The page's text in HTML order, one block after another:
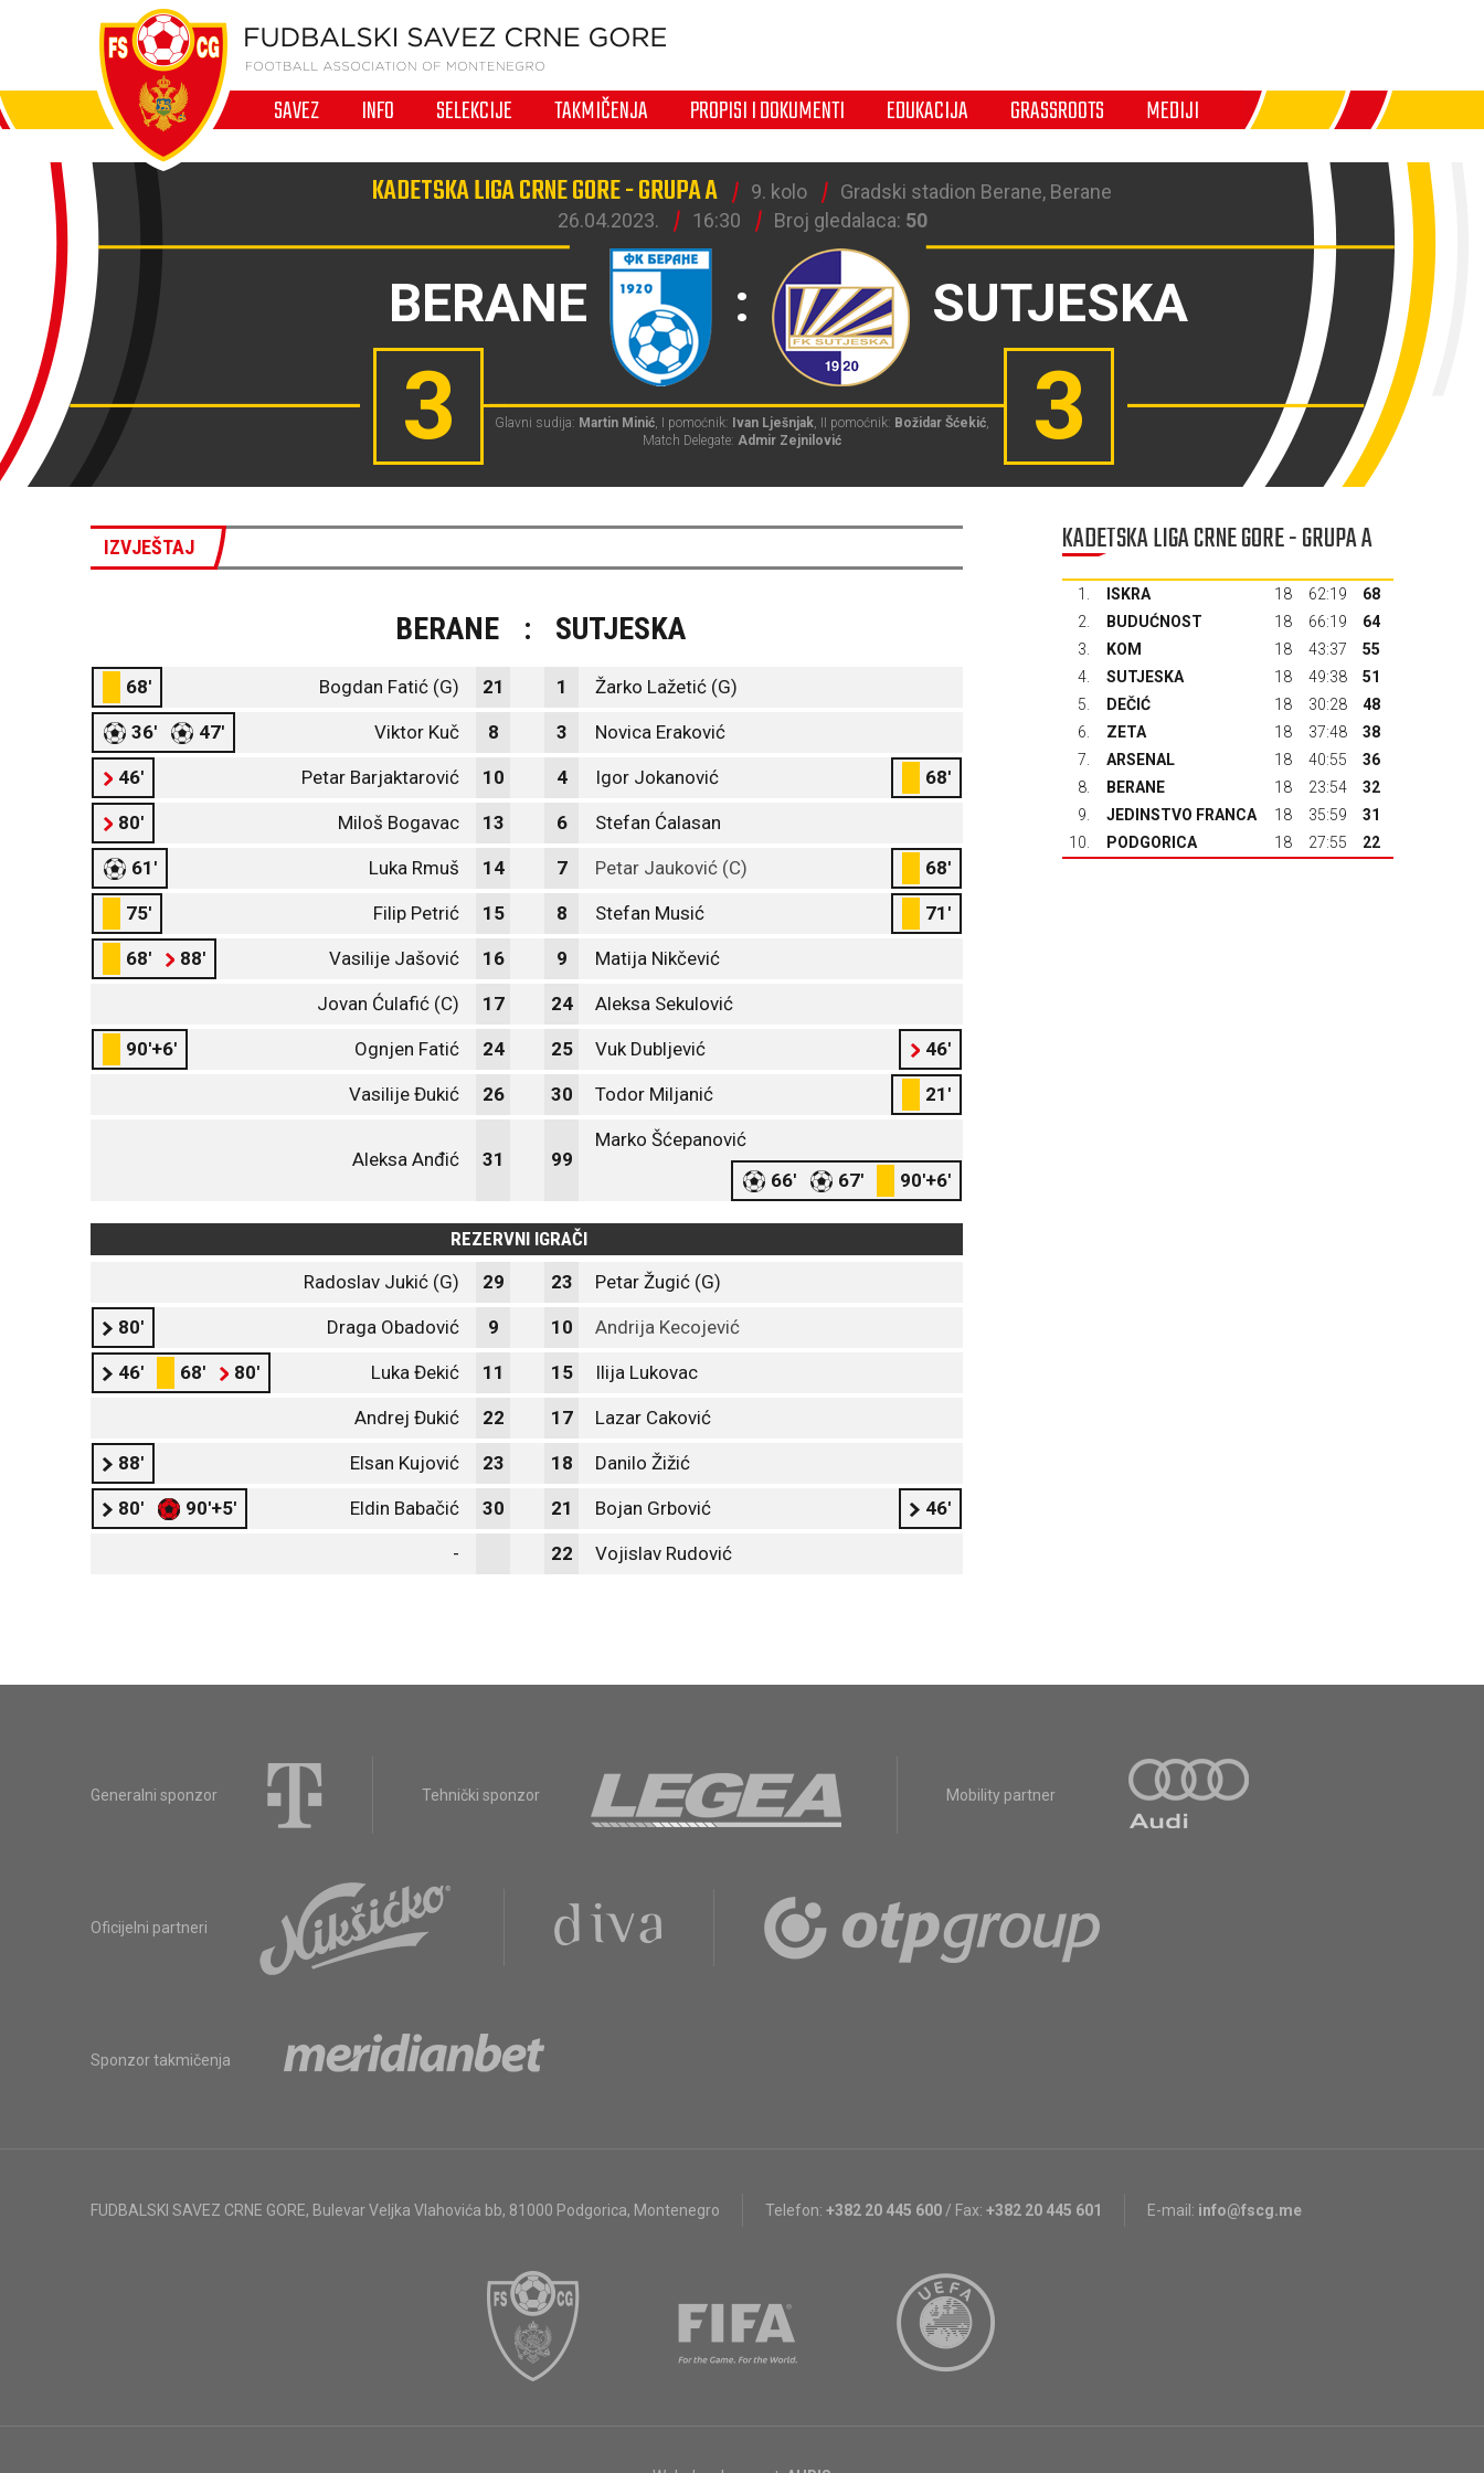
SAVEZ INFO SELEKCIJE TAKMIČENJA PROPISI I DOKUMENTI EDUKACIJA GRASSROOTS MEDIJI
KADETSKA LIGA CRNE GORE - GRUPA A 9. kolo
Gradski stadion Berane, Berane
26.04.2023.
16:30 Broj gledalaca: 50
BERANE : SUTJESKA
3 3
Glavni sudija: Martin Minić, I pomoćnik: Ivan Lješnjak, II pomoćnik: Božidar Šćekić,
Match Delegate: Admir Zejnilović
IZVJEŠTAJ
BERANE : SUTJESKA
68' Bogdan Fatić (G) 21 1 Žarko Lažetić (G)
36' 47' Viktor Kuč 8 3 Novica Eraković
46' Petar Barjaktarović 10 4 Igor Jokanović 68'
80' Miloš Bogavac 13 6 Stefan Ćalasan
61' Luka Rmuš 14 7 Petar Jauković (C) 68'
75' Filip Petrić 15 8 Stefan Musić 71'
68' 88' Vasilije Jašović 16 9 Matija Nikčević
Jovan Ćulafić (C) 17 24 Aleksa Sekulović
90'+6' Ognjen Fatić 24 25 Vuk Dubljević 46'
Vasilije Đukić 26 30 Todor Miljanić 21'
Aleksa Anđić 31 99
Marko Šćepanović
66'
67' 90'+6'
REZERVNI IGRAČI
Radoslav Jukić (G)
29 23 Petar Žugić (G)
80' Draga Obadović 9 10 Andrija Kecojević
46' 68' 80' Luka Đekić 11 15 Ilija Lukovac
Andrej Đukić 22 17 Lazar Caković
88' Elsan Kujović 23 18 Danilo Žižić
80' 90'+5' Eldin Babačić 30 21 Bojan Grbović 46'
- 22 Vojislav Rudović
KADETSKA LIGA CRNE GORE - GRUPA A
1. ISKRA 18 62:19
68
2.
BUDUĆNOST 18 66:19
64
3.
KOM 18 43:37
55
4.
SUTJESKA 18 49:38
51
5.
DEČIĆ 18 30:28
48
6.
ZETA 18 37:48
38
7.
ARSENAL 18 40:55
36
8.
BERANE 18 23:54
32
9.
JEDINSTVO FRANCA 18 35:59
31
10.
PODGORICA 18 27:55 22
Generalni sponzor Tehnički sponzor Mobility partner
Oficijelni partneri
Sponzor takmičenja
FUDBALSKI SAVEZ CRNE GORE, Bulevar Veljka Vlahovića bb, 81000 Podgorica, Montenegro Telefon: +382 20 445 600 / Fax: +382 20 445 601 E-mail: info@fscg.me